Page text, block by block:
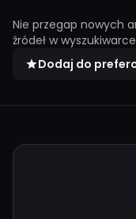
Nie przegap nowych
źródeł w
Dodaj do